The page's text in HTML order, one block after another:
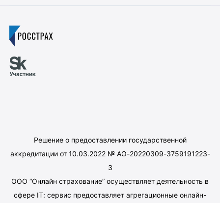
Решение о предоставлении государственной
аккредитации от 10.03.2022 № АО-20220309-3759191223-
3
ООО “Онлайн страхование” осуществляет деятельность в
сфере IT: сервис предоставляет агрегационные онлайн-